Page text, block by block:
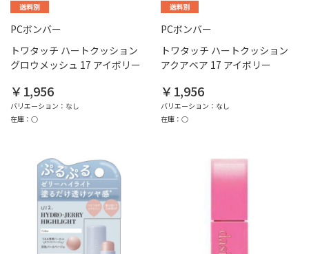
PCボンバー
トワタッチ ハートクッション
グロウメッシュ 17 アイボリー
￥1,956
バリエーション：なし
在庫：○
PCボンバー
トワタッチ ハートクッション
アクアベア 17 アイボリー
￥1,956
バリエーション：なし
在庫：○